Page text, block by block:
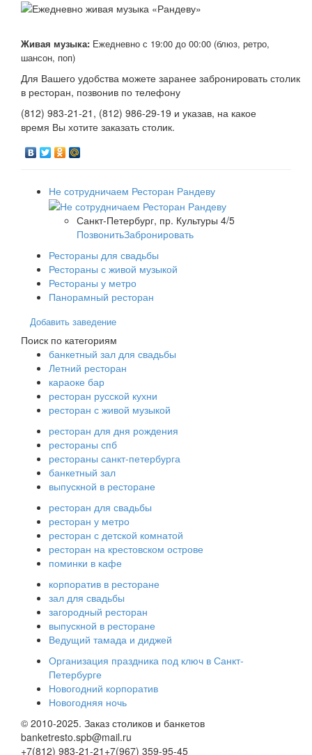
Живая музыка: Ежедневно с 19:00 до 00:00 (блюз, ретро,
шансон, поп)
Для Вашего удобства можете заранее забронировать столик
в ресторан, позвонив по телефону
(812) 983-21-21, (812) 986-29-19 и указав, на какое
время Вы хотите заказать столик.
Не сотрудничаем Ресторан Рандеву
Санкт-Петербург, пр. Культуры 4/5
ПозвонитьЗабронировать
Рестораны для свадьбы
Рестораны с живой музыкой
Рестораны у метро
Панорамный ресторан
Добавить заведение
Поиск по категориям
банкетный зал для свадьбы
Летний ресторан
караоке бар
ресторан русской кухни
ресторан с живой музыкой
ресторан для дня рождения
рестораны спб
рестораны санкт-петербурга
банкетный зал
выпускной в ресторане
ресторан для свадьбы
ресторан у метро
ресторан с детской комнатой
ресторан на крестовском острове
поминки в кафе
корпоратив в ресторане
зал для свадьбы
загородный ресторан
выпускной в ресторане
Ведущий тамада и диджей
Организация праздника под ключ в Санкт-
Петербурге
Новогодний корпоратив
Новогодняя ночь
© 2010-2025. Заказ столиков и банкетов
banketresto.spb@mail.ru
+7(812) 983-21-21 +7(967) 359-95-45